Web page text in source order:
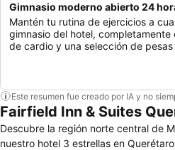
Gimnasio moderno abierto 24
Mantén tu rutina de ejercicios a
gimnasio del hotel,
de cardio y una selección de pesas
Este resumen fue creado por IA y no
Fairfield Inn & Suites
Descubre la región norte central de
nuestro hotel 3 estrellas en